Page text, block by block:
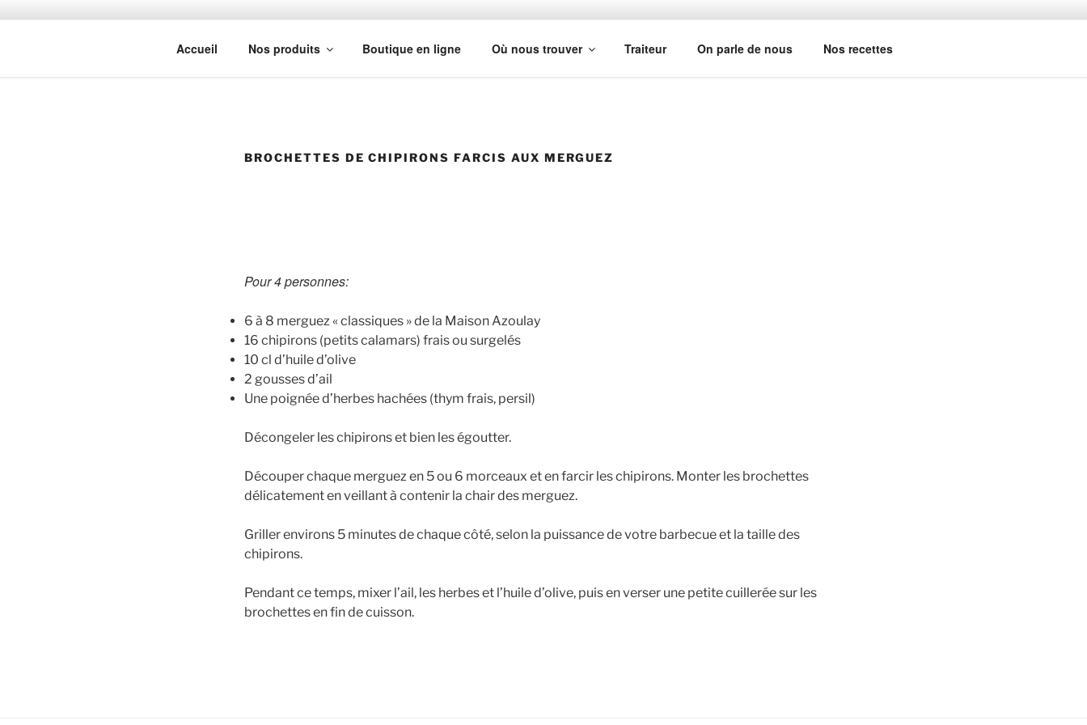
MAISON AZOULAY
Accueil Nos produits Boutique en ligne Où nous trouver Traiteur On parle de nous Nos recettes
BROCHETTES DE CHIPIRONS FARCIS AUX MERGUEZ
Pour 4 personnes:
6 à 8 merguez « classiques » de la Maison Azoulay
16 chipirons (petits calamars) frais ou surgelés
10 cl d’huile d’olive
2 gousses d’ail
Une poignée d’herbes hachées (thym frais, persil)
Décongeler les chipirons et bien les égoutter.
Découper chaque merguez en 5 ou 6 morceaux et en farcir les chipirons. Monter les brochettes
délicatement en veillant à contenir la chair des merguez.
Griller environs 5 minutes de chaque côté, selon la puissance de votre barbecue et la taille des
chipirons.
Pendant ce temps, mixer l’ail, les herbes et l’huile d’olive, puis en verser une petite cuillerée sur les
brochettes en fin de cuisson.